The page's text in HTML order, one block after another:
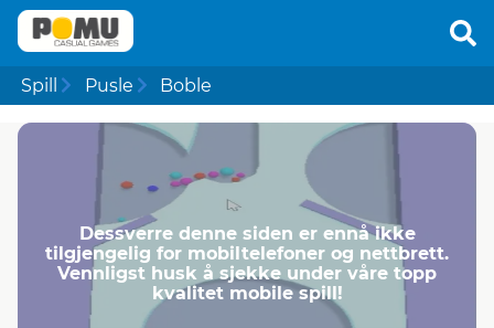
Spill Pusle Boble
Dessverre denne siden er ennå ikke
tilgjengelig for mobiltelefoner og nettbrett.
Vennligst husk å sjekke under våre topp
kvalitet mobile spill!